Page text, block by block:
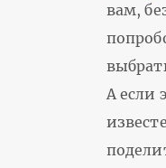
вам,
А если